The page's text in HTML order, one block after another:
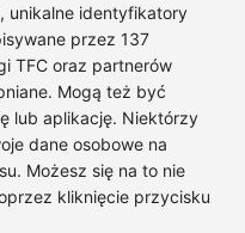
unikalne identyfikatory
przez 137
TFC oraz partnerów
Mogą też być
lub aplikację. Niektórzy
dane osobowe na
Możesz się na to nie
kliknięcie przycisku
podręcznym
podręcznym,
pojemnikach do 100
ilości leków na
ich przy